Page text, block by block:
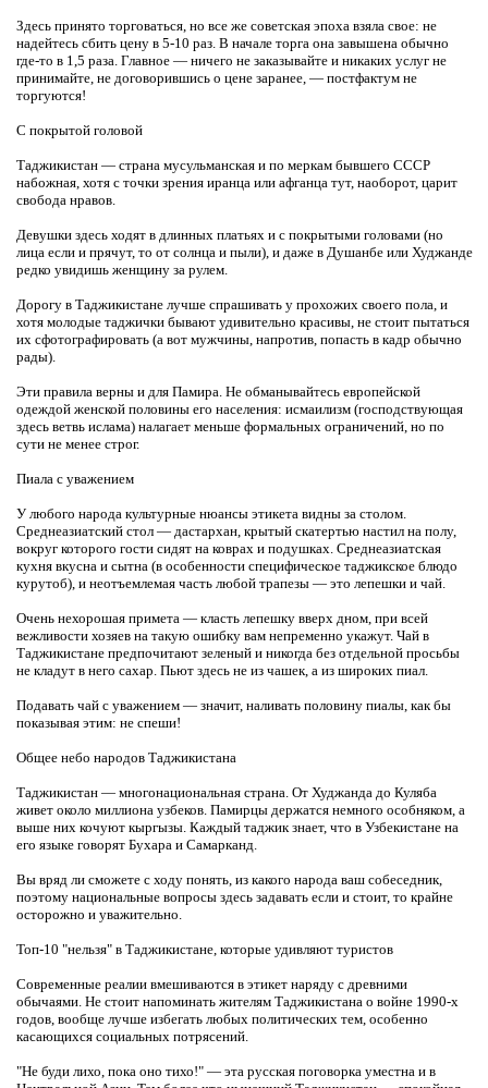
Здесь принято торговаться, но все же советская эпоха взяла свое: не
надейтесь сбить цену в 5-10 раз. В начале торга она завышена обычно
где-то в 1,5 раза. Главное — ничего не заказывайте и никаких услуг не
принимайте, не договорившись о цене заранее, — постфактум не
торгуются!
С покрытой головой
Таджикистан — страна мусульманская и по меркам бывшего СССР
набожная, хотя с точки зрения иранца или афганца тут, наоборот, царит
свобода нравов.
Девушки здесь ходят в длинных платьях и с покрытыми головами (но
лица если и прячут, то от солнца и пыли), и даже в Душанбе или Худжанде
редко увидишь женщину за рулем.
Дорогу в Таджикистане лучше спрашивать у прохожих своего пола, и
хотя молодые таджички бывают удивительно красивы, не стоит пытаться
их сфотографировать (а вот мужчины, напротив, попасть в кадр обычно
рады).
Эти правила верны и для Памира. Не обманывайтесь европейской
одеждой женской половины его населения: исмаилизм (господствующая
здесь ветвь ислама) налагает меньше формальных ограничений, но по
сути не менее строг.
Пиала с уважением
У любого народа культурные нюансы этикета видны за столом.
Среднеазиатский стол — дастархан, крытый скатертью настил на полу,
вокруг которого гости сидят на коврах и подушках. Среднеазиатская
кухня вкусна и сытна (в особенности специфическое таджикское блюдо
курутоб), и неотъемлемая часть любой трапезы — это лепешки и чай.
Очень нехорошая примета — класть лепешку вверх дном, при всей
вежливости хозяев на такую ошибку вам непременно укажут. Чай в
Таджикистане предпочитают зеленый и никогда без отдельной просьбы
не кладут в него сахар. Пьют здесь не из чашек, а из широких пиал.
Подавать чай с уважением — значит, наливать половину пиалы, как бы
показывая этим: не спеши!
Общее небо народов Таджикистана
Таджикистан — многонациональная страна. От Худжанда до Куляба
живет около миллиона узбеков. Памирцы держатся немного особняком, а
выше них кочуют кыргызы. Каждый таджик знает, что в Узбекистане на
его языке говорят Бухара и Самарканд.
Вы вряд ли сможете с ходу понять, из какого народа ваш собеседник,
поэтому национальные вопросы здесь задавать если и стоит, то крайне
осторожно и уважительно.
Топ-10 "нельзя" в Таджикистане, которые удивляют туристов
Современные реалии вмешиваются в этикет наряду с древними
обычаями. Не стоит напоминать жителям Таджикистана о войне 1990-х
годов, вообще лучше избегать любых политических тем, особенно
касающихся социальных потрясений.
"Не буди лихо, пока оно тихо!" — эта русская поговорка уместна и в